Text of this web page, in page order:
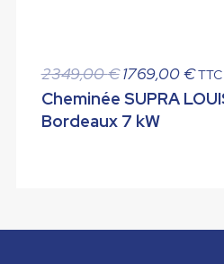
2349,00€ Le
prix
initial
1769,00€Le
prix
TTC
Cheminée SUPRA
Bordeaux 7 kW